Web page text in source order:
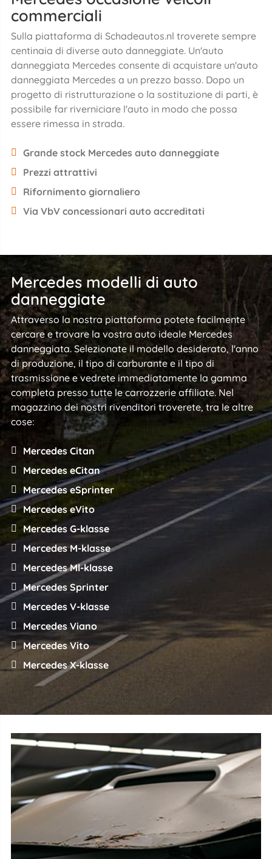
commerciali
Sulla piattaforma di Schadeautos.nl troverete sempre
centinaia di diverse auto danneggiate. Un'auto
danneggiata Mercedes consente di acquistare un'auto
danneggiata Mercedes a un prezzo basso. Dopo un
progetto di ristrutturazione o la sostituzione di parti, è
possibile far riverniciare l'auto in modo che possa
essere rimessa in strada.
Grande stock Mercedes auto danneggiate
Prezzi attrattivi
Rifornimento giornaliero
Via VbV concessionari auto accreditati
Mercedes modelli di auto
danneggiate
Attraverso la nostra piattaforma potete facilmente
cercare e trovare la vostra auto ideale Mercedes
danneggiata. Selezionate il modello desiderato, l'anno
di produzione, il tipo di carburante e il tipo di
trasmissione e vedrete immediatamente la gamma
completa presso tutte le carrozzerie affiliate. Nel
magazzino dei nostri rivenditori troverete, tra le altre
cose:
Mercedes Citan
Mercedes eCitan
Mercedes eSprinter
Mercedes eVito
Mercedes G-klasse
Mercedes M-klasse
Mercedes Ml-klasse
Mercedes Sprinter
Mercedes V-klasse
Mercedes Viano
Mercedes Vito
Mercedes X-klasse